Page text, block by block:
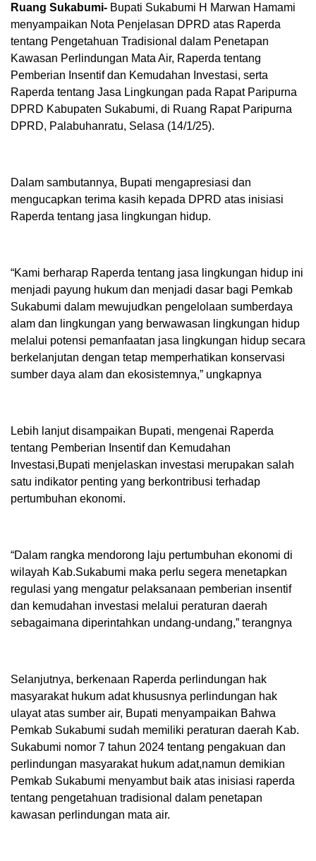
Ruang Sukabumi- Bupati Sukabumi H Marwan Hamami
menyampaikan Nota Penjelasan DPRD atas Raperda
tentang Pengetahuan Tradisional dalam Penetapan
Kawasan Perlindungan Mata Air, Raperda tentang
Pemberian Insentif dan Kemudahan Investasi, serta
Raperda tentang Jasa Lingkungan pada Rapat Paripurna
DPRD Kabupaten Sukabumi, di Ruang Rapat Paripurna
DPRD, Palabuhanratu, Selasa (14/1/25).
Dalam sambutannya, Bupati mengapresiasi dan
mengucapkan terima kasih kepada DPRD atas inisiasi
Raperda tentang jasa lingkungan hidup.
“Kami berharap Raperda tentang jasa lingkungan hidup ini
menjadi payung hukum dan menjadi dasar bagi Pemkab
Sukabumi dalam mewujudkan pengelolaan sumberdaya
alam dan lingkungan yang berwawasan lingkungan hidup
melalui potensi pemanfaatan jasa lingkungan hidup secara
berkelanjutan dengan tetap memperhatikan konservasi
sumber daya alam dan ekosistemnya,” ungkapnya
Lebih lanjut disampaikan Bupati, mengenai Raperda
tentang Pemberian Insentif dan Kemudahan
Investasi,Bupati menjelaskan investasi merupakan salah
satu indikator penting yang berkontribusi terhadap
pertumbuhan ekonomi.
“Dalam rangka mendorong laju pertumbuhan ekonomi di
wilayah Kab.Sukabumi maka perlu segera menetapkan
regulasi yang mengatur pelaksanaan pemberian insentif
dan kemudahan investasi melalui peraturan daerah
sebagaimana diperintahkan undang-undang,” terangnya
Selanjutnya, berkenaan Raperda perlindungan hak
masyarakat hukum adat khususnya perlindungan hak
ulayat atas sumber air, Bupati menyampaikan Bahwa
Pemkab Sukabumi sudah memiliki peraturan daerah Kab.
Sukabumi nomor 7 tahun 2024 tentang pengakuan dan
perlindungan masyarakat hukum adat,namun demikian
Pemkab Sukabumi menyambut baik atas inisiasi raperda
tentang pengetahuan tradisional dalam penetapan
kawasan perlindungan mata air.